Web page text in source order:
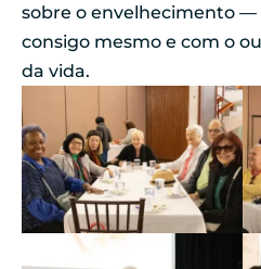
sobre o envelhecimento —
consigo mesmo e com o
da vida.